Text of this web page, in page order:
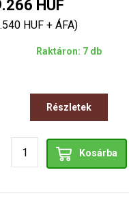
HUF
HUF + ÁFA)
Raktáron: 7 db
Részletek
Kosárba